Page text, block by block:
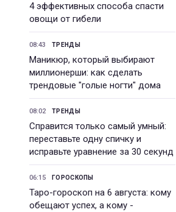
4 эффективных способа спасти
овощи от гибели
08:43 ТРЕНДЫ
Маникюр, который выбирают
миллионерши: как сделать
трендовые "голые ногти" дома
08:02 ТРЕНДЫ
Справится только самый умный:
переставьте одну спичку и
исправьте уравнение за 30 секунд
06:15 ГОРОСКОПЫ
Таро-гороскоп на 6 августа: кому
обещают успех, а кому -